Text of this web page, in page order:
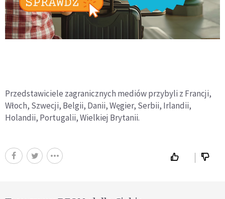
Przedstawiciele zagranicznych mediów przybyli z Francji,
Włoch, Szwecji, Belgii, Danii, Węgier, Serbii, Irlandii,
Holandii, Portugalii, Wielkiej Brytanii.